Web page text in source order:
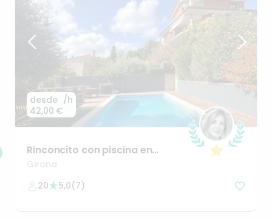
desde
42,00 €
/h
Rinconcito con piscina en
Girona
Girona
20
5,0(7)